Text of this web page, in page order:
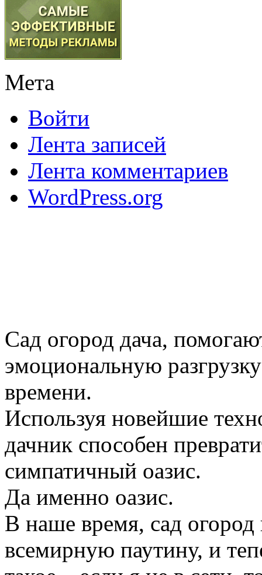
Мета
Войти
Лента записей
Лента комментариев
WordPress.org
Сад огород дача,
эмоциональную
времени.
Используя новейшие
дачник способен
симпатичный оазис.
Да именно оазис.
В наше время, сад огород
всемирную паутину, и